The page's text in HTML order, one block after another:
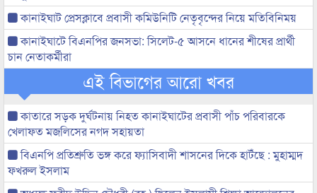
কানাইঘাট প্রেসক্লাবে প্রবাসী কমিউনিটি নেতৃবৃন্দের নিয়ে মতিবিনিময়
কানাইঘাটে বিএনপির জনসভা: সিলেট-৫ আসনে ধানের শীষের প্রার্থী
চান নেতাকর্মীরা
এই বিভাগের আরো খবর
কাতারে সড়ক দুর্ঘটনায় নিহত কানাইঘাটের প্রবাসী পাঁচ পরিবারকে
খেলাফত মজলিসের নগদ সহায়তা
বিএনপি প্রতিশ্রুতি ভঙ্গ করে ফ্যাসিবাদী শাসনের দিকে হাটঁছে : মুহাম্মদ
ফখরুল ইসলাম